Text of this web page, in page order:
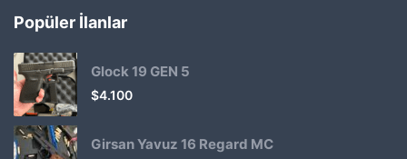
Popüler İlanlar
Glock 19 GEN 5
$4.100
Girsan Yavuz 16 Regard MC